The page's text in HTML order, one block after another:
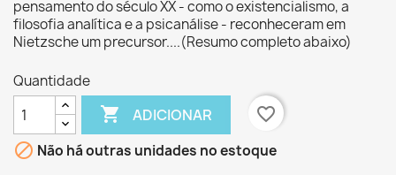
pensamento do século XX - como o existencialismo, a
filosofia analítica e a psicanálise - reconheceram em
Nietzsche um precursor....(Resumo completo abaixo)
Quantidade
 ADICIONAR
favorite_border
 Não há outras unidades no estoque